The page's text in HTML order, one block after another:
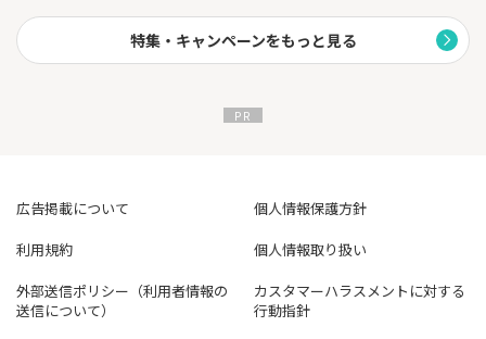
特集・キャンペーンをもっと見る
広告掲載について
個人情報保護方針
利用規約
個人情報取り扱い
外部送信ポリシー（利用者情報の
送信について）
カスタマーハラスメントに対する
行動指針